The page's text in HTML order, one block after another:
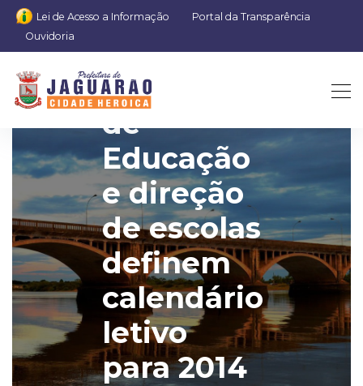
Lei de Acesso a Informação
Portal da Transparência
Ouvidoria
Secretaria
de
Educação
e direção
de escolas
definem
calendário
letivo
para 2014